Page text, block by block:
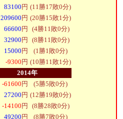
83100 円 (11勝17敗0分)
209600 円 (20勝15敗1分)
66600 円
(4勝11敗0分)
32900 円
(8勝11敗0分)
15000 円
(1勝1敗0分)
-9300 円 (10勝11敗1分)
2014年
-61600 円
(5勝5敗0分)
27200 円 (12勝19敗0分)
-14100 円
(8勝28敗0分)
49200 円
(8勝7敗0分)